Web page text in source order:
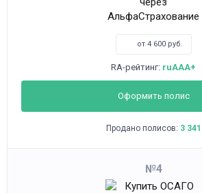
от 4 600 руб.
RA-рейтинг: ruAAA+
Оформить полис
Продано полисов: 3 341
4